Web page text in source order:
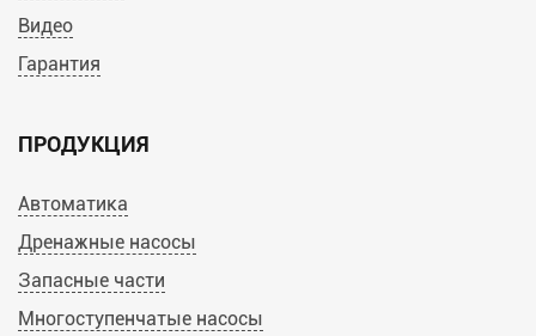
Видео
Гарантия
ПРОДУКЦИЯ
Автоматика
Дренажные насосы
Запасные части
Многоступенчатые насосы